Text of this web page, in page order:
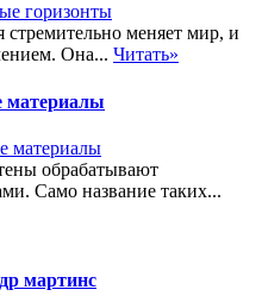
стремительно меняет мир, и
Она... Читать»
материалы
обрабатывают
Само название таких...
мартинс